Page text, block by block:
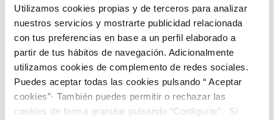
Utilizamos cookies propias y de terceros para analizar
nuestros servicios y mostrarte publicidad relacionada
con tus preferencias en base a un perfil elaborado a
partir de tus hábitos de navegación. Adicionalmente
utilizamos cookies de complemento de redes sociales.
Puedes aceptar todas las cookies pulsando “ Aceptar
cookies”· También puedes permitir o rechazar las
cookies de forma granular pulsando “Configurar”. Si
En Aquona hemos implementado un Canal Ético
para comunicar de forma confidencial, y anónima
si así se desea, actos contrarios a la legislación
vigente, las normas internas de la Sociedad y/o su
Código Ético.